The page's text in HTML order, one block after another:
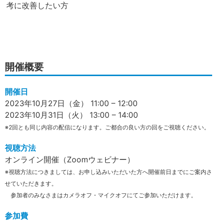
考に改善したい方
開催概要
開催日
2023年10月27日（金） 11:00 – 12:00
2023年10月31日（火） 13:00 – 14:00
※2回とも同じ内容の配信になります。​​​​​​ご都合の良い方の回をご視聴ください。
視聴方法
オンライン開催（Zoomウェビナー）
※視聴方法につきましては、お申し込みいただいた方へ開催前日までにご案内さ
せていただきます。
参加者のみなさまはカメラオフ・マイクオフにてご参加いただけます。
参加費